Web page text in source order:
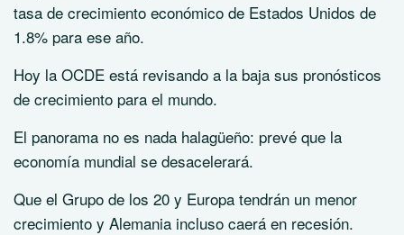
tasa de crecimiento económico de Estados Unidos de
1.8% para ese año.
Hoy la OCDE está revisando a la baja sus pronósticos
de crecimiento para el mundo.
El panorama no es nada halagüeño: prevé que la
economía mundial se desacelerará.
Que el Grupo de los 20 y Europa tendrán un menor
crecimiento y Alemania incluso caerá en recesión.